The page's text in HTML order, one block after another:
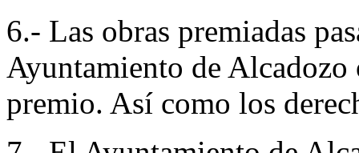
6.- Las obras premiadas
Ayuntamiento de
premio. Así como los